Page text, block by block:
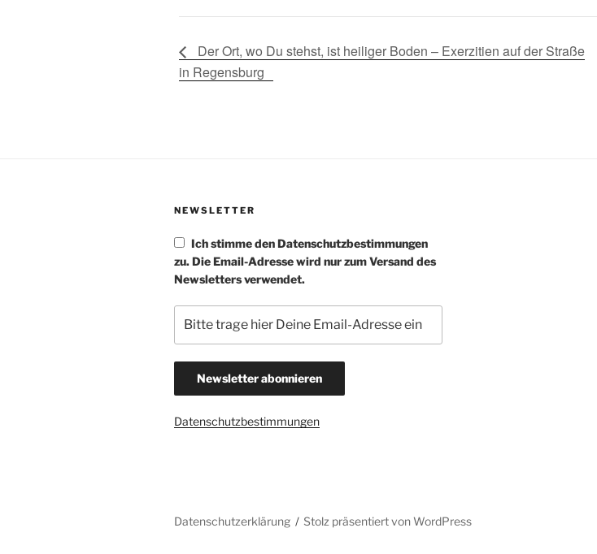
Der Ort, wo Du stehst, ist heiliger Boden – Exerzitien auf der Straße
in Regensburg
NEWSLETTER
Ich stimme den Datenschutzbestimmungen
zu. Die Email-Adresse wird nur zum Versand des
Newsletters verwendet.
Datenschutzbestimmungen
Datenschutzerklärung Stolz präsentiert von WordPress